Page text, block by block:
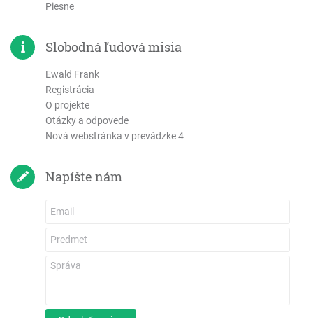
List Júdov
Piesne
Slobodná ľudová misia
Ewald Frank
Registrácia
O projekte
Otázky a odpovede
Nová webstránka v prevádzke 4
Napíšte nám